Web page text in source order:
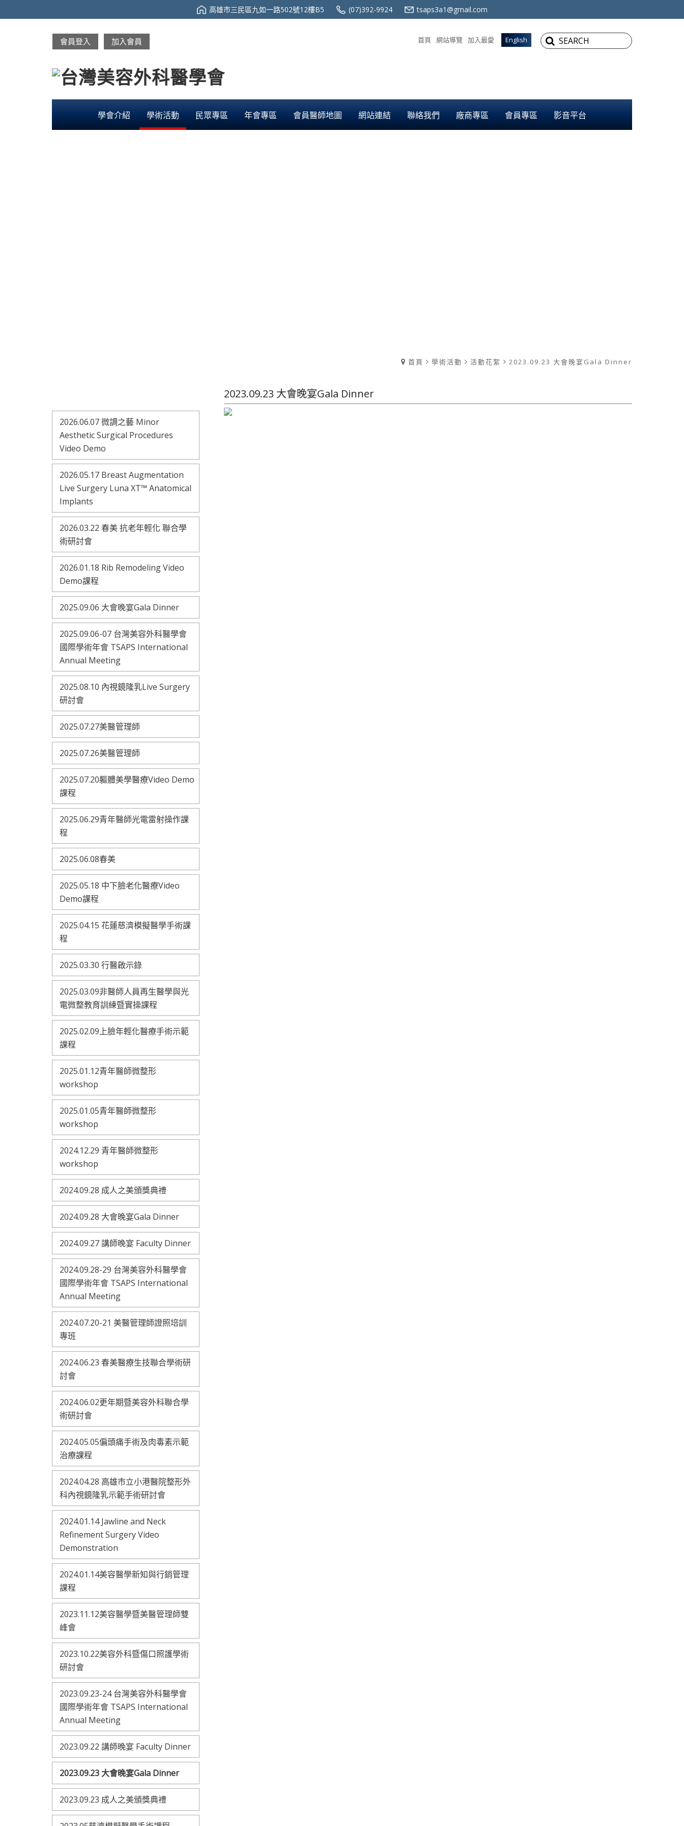
高雄市三民區九如一路502號12樓B5 (07)392-9924 tsaps3a1@gmail.com
首頁 網站導覽 加入最愛 English
會員登入 加入會員
學會介紹 學術活動 民眾專區 年會專區 會員醫師地圖 網站連結 聯絡我們 廠商專區 會員專區 影音平台
首頁 學術活動 活動花絮 2023.09.23 大會晚宴Gala Dinner
2026.06.07 微調之藝 Minor
Aesthetic Surgical Procedures
Video Demo
2026.05.17 Breast Augmentation
Live Surgery Luna XT™ Anatomical
Implants
2026.03.22 春美 抗老年輕化 聯合學
術研討會
2026.01.18 Rib Remodeling Video
Demo課程
2025.09.06 大會晚宴Gala Dinner
2025.09.06-07 台灣美容外科醫學會
國際學術年會 TSAPS International
Annual Meeting
2025.08.10 內視鏡隆乳Live Surgery
研討會
2025.07.27美醫管理師
2025.07.26美醫管理師
2025.07.20軀體美學醫療Video Demo
課程
2025.06.29青年醫師光電雷射操作課
程
2025.06.08春美
2025.05.18 中下臉老化醫療Video
Demo課程
2025.04.15 花蓮慈濟模擬醫學手術課
程
2025.03.30 行醫啟示錄
2025.03.09非醫師人員再生醫學與光
電微整教育訓練暨實操課程
2025.02.09上臉年輕化醫療手術示範
課程
2025.01.12青年醫師微整形
workshop
2025.01.05青年醫師微整形
workshop
2024.12.29 青年醫師微整形
workshop
2024.09.28 成人之美頒獎典禮
2024.09.28 大會晚宴Gala Dinner
2024.09.27 講師晚宴 Faculty Dinner
2024.09.28-29 台灣美容外科醫學會
國際學術年會 TSAPS International
Annual Meeting
2024.07.20-21 美醫管理師證照培訓
專班
2024.06.23 春美醫療生技聯合學術研
討會
2024.06.02更年期暨美容外科聯合學
術研討會
2024.05.05偏頭痛手術及肉毒素示範
治療課程
2024.04.28 高雄市立小港醫院整形外
科內視鏡隆乳示範手術研討會
2024.01.14 Jawline and Neck
Refinement Surgery Video
Demonstration
2024.01.14美容醫學新知與行銷管理
課程
2023.11.12美容醫學暨美醫管理師雙
峰會
2023.10.22美容外科暨傷口照護學術
研討會
2023.09.23-24 台灣美容外科醫學會
國際學術年會 TSAPS International
Annual Meeting
2023.09.22 講師晚宴 Faculty Dinner
2023.09.23 大會晚宴Gala Dinner
2023.09.23 成人之美頒獎典禮
2023.09.23 大會晚宴Gala Dinner